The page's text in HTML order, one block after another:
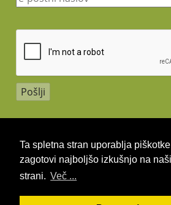
Ta spletna stran uporablja
zagotovi najboljšo izkušnjo na
strani. Več ...